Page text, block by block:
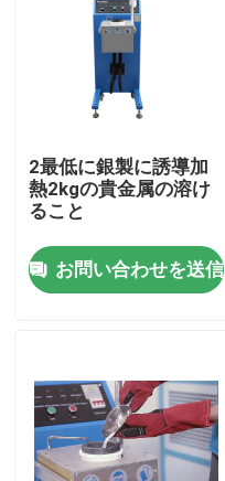
プロダクト
私達について
2最低に銀製に誘導加
熱2kgの貴金属の溶け
ること
お問い合わせを送信